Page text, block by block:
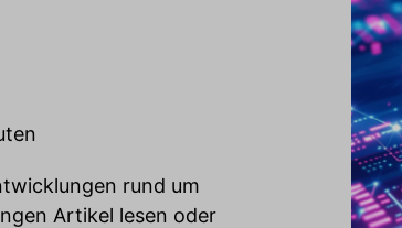
rund um
Artikel lesen oder